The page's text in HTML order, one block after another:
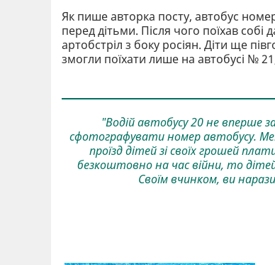
Як пише авторка посту, автобус
перед дітьми. Після чого поїхав
артобстріл з боку росіян. Діти ще
змогли поїхати лише на автобусі №
"Водій автобусу 20 не вперше
сфотографувати номер автобусу.
проїзд дітей зі своїх грошей
безкоштовно на час війни, то
Своїм вчинком, ви